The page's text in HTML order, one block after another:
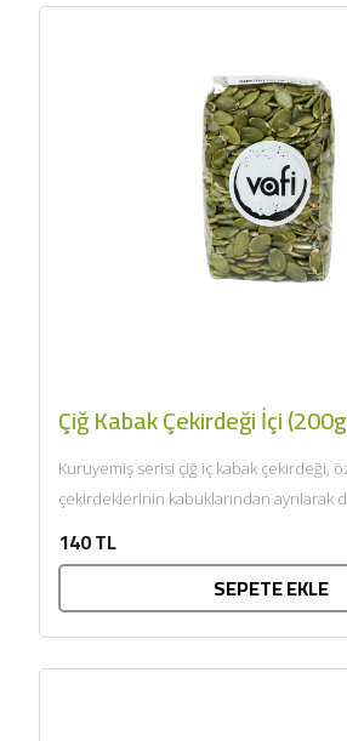
Çiğ Kabak Çekirdeği İçi
Kuruyemiş serisi çiğ iç kabak çekirdeği,
çekirdeklerinin kabuklarından ayrılarak
140 TL
SEPETE EKLE